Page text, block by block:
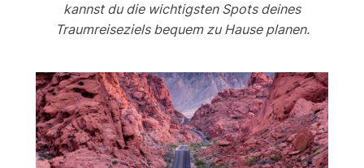
kannst du die wichtigsten Spots deines
Traumreiseziels bequem zu Hause planen.